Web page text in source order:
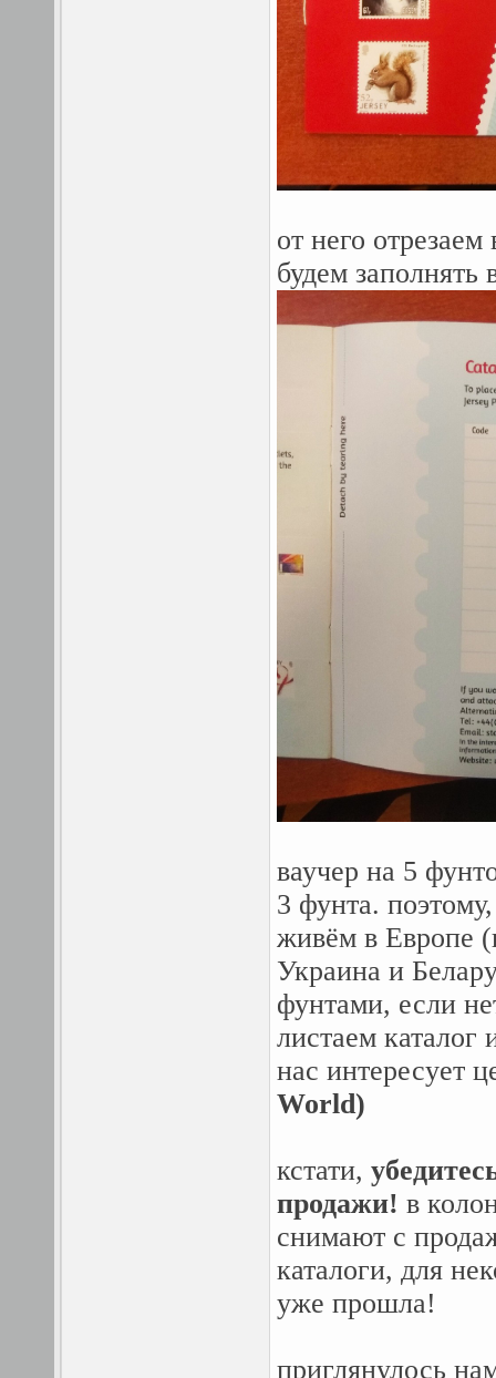
от него
будем заполнять
ваучер на 5
3 фунта.
живём в Европе
Украина и
фунтами, если
листаем
нас интересует
World)
кстати,
продажи! в
снимают с
каталоги, для
уже прошла!
приглянулось